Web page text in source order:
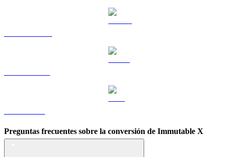
Preguntas frecuentes sobre la conversión de Immutable X